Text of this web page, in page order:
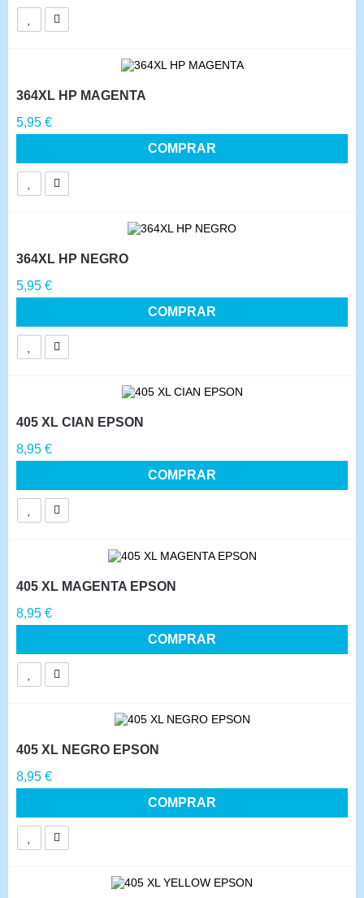
364XL HP MAGENTA
Precio
5,95 €
COMPRAR
364XL HP NEGRO
Precio
5,95 €
COMPRAR
405 XL CIAN EPSON
Precio
8,95 €
COMPRAR
405 XL MAGENTA EPSON
Precio
8,95 €
COMPRAR
405 XL NEGRO EPSON
Precio
8,95 €
COMPRAR